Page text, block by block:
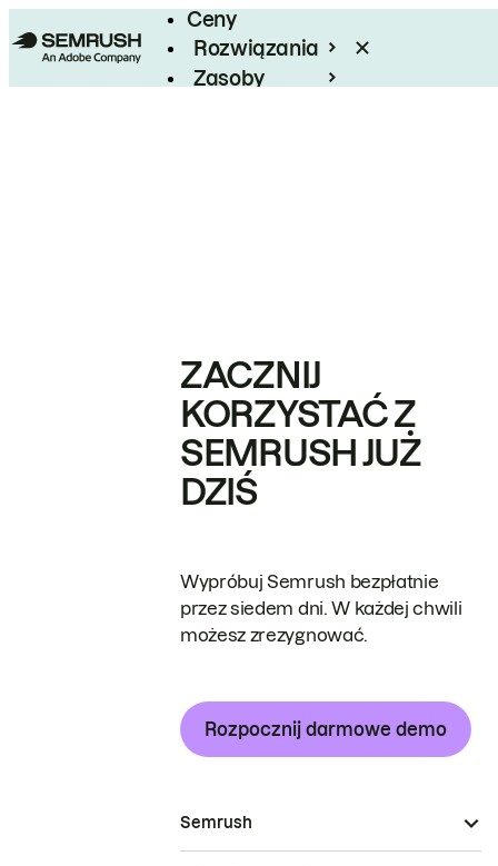
Ceny
Rozwiązania
Zasoby
ZACZNIJ
KORZYSTAĆ Z
SEMRUSH JUŻ
DZIŚ
Wypróbuj Semrush bezpłatnie
przez siedem dni. W każdej chwili
możesz zrezygnować.
Rozpocznij darmowe demo
Semrush